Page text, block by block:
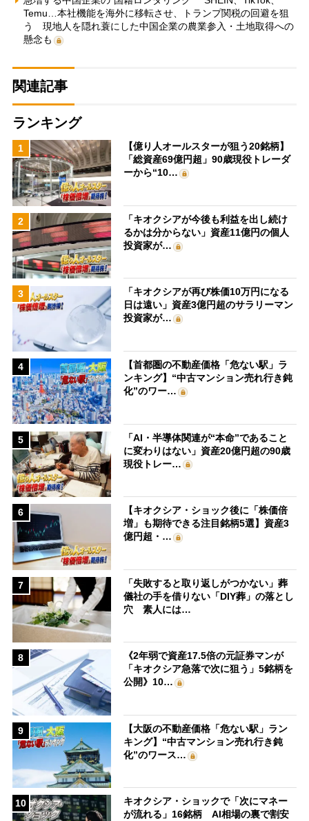
Temu…本社機能を海外に移転させ、トランプ関税の回避を狙
う 現地人を隠れ蓑にした中国企業の農業参入・土地取得への
懸念も
関連記事
ランキング
1
【億り人オールスターが狙う20銘柄】
「総資産69億円超」90歳現役トレーダ
ーから“10…
2
「キオクシアが今後も利益を出し続け
るかは分からない」資産11億円の個人
投資家が…
3
「キオクシアが再び株価10万円になる
日は遠い」資産3億円超のサラリーマン
投資家が…
4
【首都圏の不動産価格「危ない駅」ラ
ンキング】“中古マンション売れ行き鈍
化”のワー…
5
「AI・半導体関連が“本命”であること
に変わりはない」資産20億円超の90歳
現役トレー…
6
【キオクシア・ショック後に「株価倍
増」も期待できる注目銘柄5選】資産3
億円超・…
7
「失敗すると取り返しがつかない」葬
儀社の手を借りない「DIY葬」の落とし
穴 素人には…
8
《2年弱で資産17.5倍の元証券マンが
「キオクシア急落で次に狙う」5銘柄を
公開》10…
9
【大阪の不動産価格「危ない駅」ラン
キング】“中古マンション売れ行き鈍
化”のワース…
10
キオクシア・ショックで「次にマネー
が流れる」16銘柄 AI相場の裏で割安